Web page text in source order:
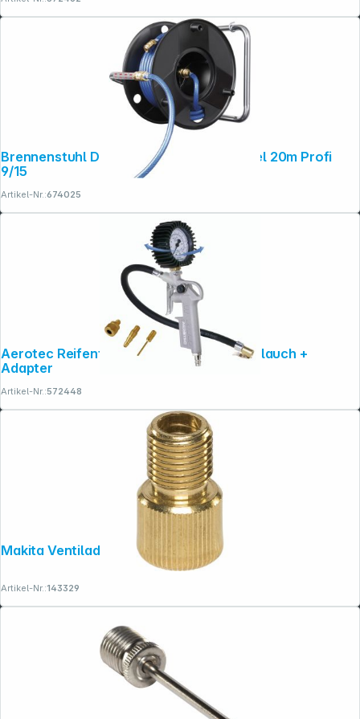
Brennenstuhl Druckluft Schlauchtrommel 20m Profi
9/15
Artikel-Nr.:674025
Aerotec Reifenfüller geeicht + 30cm Schlauch +
Adapter
Artikel-Nr.:572448
Makita Ventiladapter französisch
Artikel-Nr.:143329